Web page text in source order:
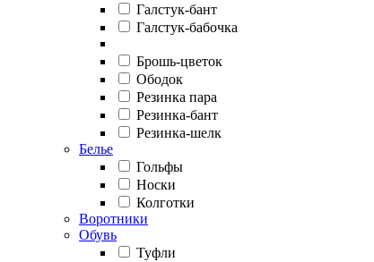
Галстук-бант
Галстук-бабочка
Брошь-цветок
Ободок
Резинка пара
Резинка-бант
Резинка-шелк
Белье
Гольфы
Носки
Колготки
Воротники
Обувь
Туфли